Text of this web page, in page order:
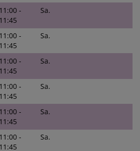
11:00 -
11:45
Sa.
11:00 -
11:45
Sa.
11:00 -
11:45
Sa.
11:00 -
11:45
Sa.
11:00 -
11:45
Sa.
11:00 -
11:45
Sa.